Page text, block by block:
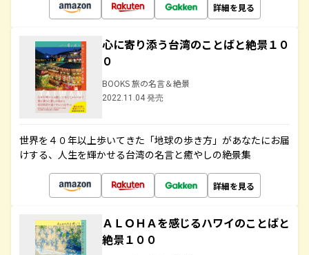
詳細を見る
心に寄り添う台湾のことばと絶景１０
０
BOOKS 旅の名言＆絶景
2022.11.04 発売
世界を４０年以上歩いてきた「地球の歩き方」があなたにお届
けする、人生を輝かせる台湾の名言と癒やしの絶景集
詳細を見る
ＡＬＯＨＡを感じるハワイのことばと
絶景１００